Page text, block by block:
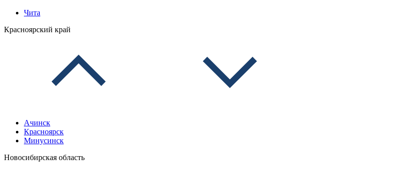
Чита
Красноярский край
Ачинск
Красноярск
Минусинск
Новосибирская область